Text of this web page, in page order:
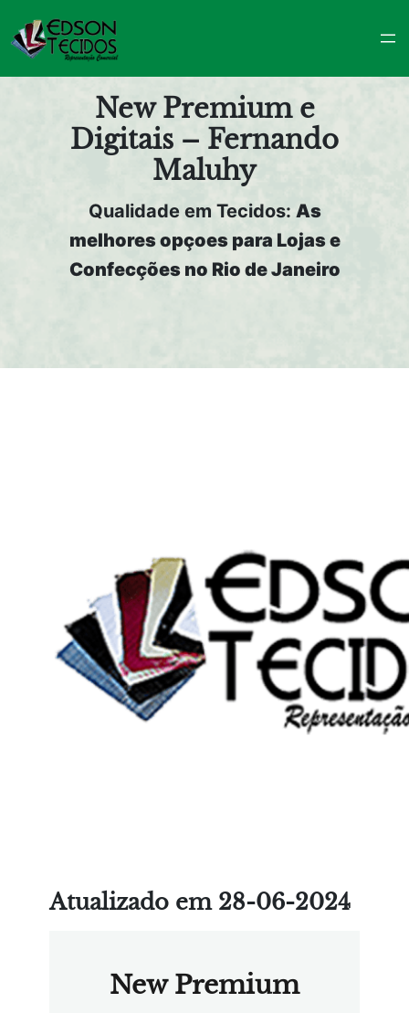
Pular
para
o
New Premium e
Digitais – Fernando
Maluhy
Qualidade em Tecidos: As
melhores opçoes para Lojas e
Confecções no Rio de Janeiro
Atualizado em 28-06-2024
New Premium